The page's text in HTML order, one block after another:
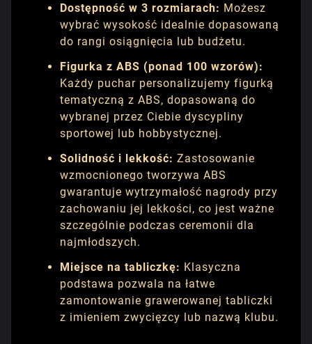
Dostępność w 3 rozmiarach: Możesz
wybrać wysokość idealnie dopasowaną
do rangi osiągnięcia lub budżetu.
Figurka z ABS (ponad 100 wzorów):
Każdy puchar personalizujemy figurką
tematyczną z ABS, dopasowaną do
wybranej przez Ciebie dyscypliny
sportowej lub hobbystycznej.
Solidność i lekkość: Zastosowanie
wzmocnionego tworzywa ABS
gwarantuje wytrzymałość nagrody przy
zachowaniu jej lekkości, co jest ważne
szczególnie podczas ceremonii dla
najmłodszych.
Miejsce na tabliczkę: Klasyczna
podstawa pozwala na łatwe
zamontowanie grawerowanej tabliczki
z imieniem zwycięzcy lub nazwą klubu.